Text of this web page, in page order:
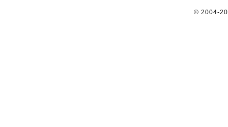
© 2004-